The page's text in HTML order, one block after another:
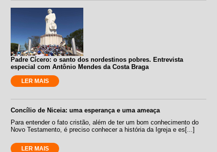
Padre Cícero: o santo dos nordestinos pobres. Entrevista
especial com Antônio Mendes da Costa Braga
LER MAIS
Concílio de Niceia: uma esperança e uma ameaça
Para entender o fato cristão, além de ter um bom conhecimento do
Novo Testamento, é preciso conhecer a história da Igreja e es[...]
LER MAIS